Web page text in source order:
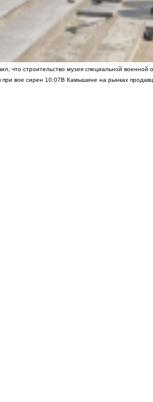
что строительство музея специальной
при вое сирен 10:07В Камышине на рынках